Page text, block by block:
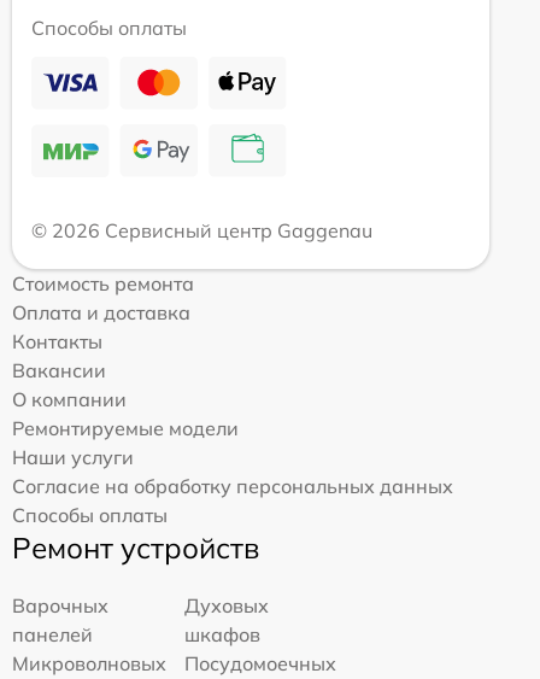
Способы оплаты
© 2026 Сервисный центр Gaggenau
Стоимость ремонта
Оплата и доставка
Контакты
Вакансии
О компании
Ремонтируемые модели
Наши услуги
Согласие на обработку персональных данных
Способы оплаты
Ремонт устройств
Варочных
панелей
Духовых
шкафов
Микроволновых
Посудомоечных